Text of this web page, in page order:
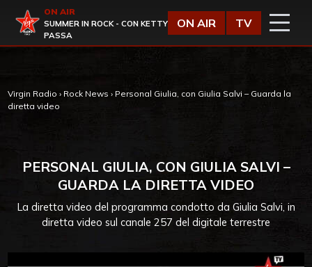
Virgin Radio
ON AIR
SUMMER IN ROCK - CON KETTY
PASSA
ON AIR TV
Virgin Radio › Rock News › Personal Giulia, con Giulia Salvi – Guarda la
diretta video
PERSONAL GIULIA, CON GIULIA SALVI –
GUARDA LA DIRETTA VIDEO
La diretta video del programma condotto da Giulia Salvi, in
diretta video sul canale 257 del digitale terrestre